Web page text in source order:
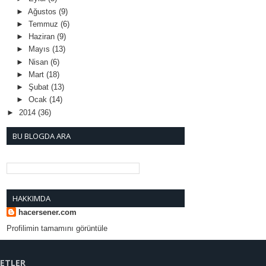
► Ağustos (9)
► Temmuz (6)
►
Haziran (9)
►
Mayıs (13)
► Nisan (6)
►
Mart (18)
► Şubat (13)
► Ocak (14)
► 2014 (36)
BU BLOGDA ARA
HAKKIMDA
hacersener.com
Profilimin tamamını görüntüle